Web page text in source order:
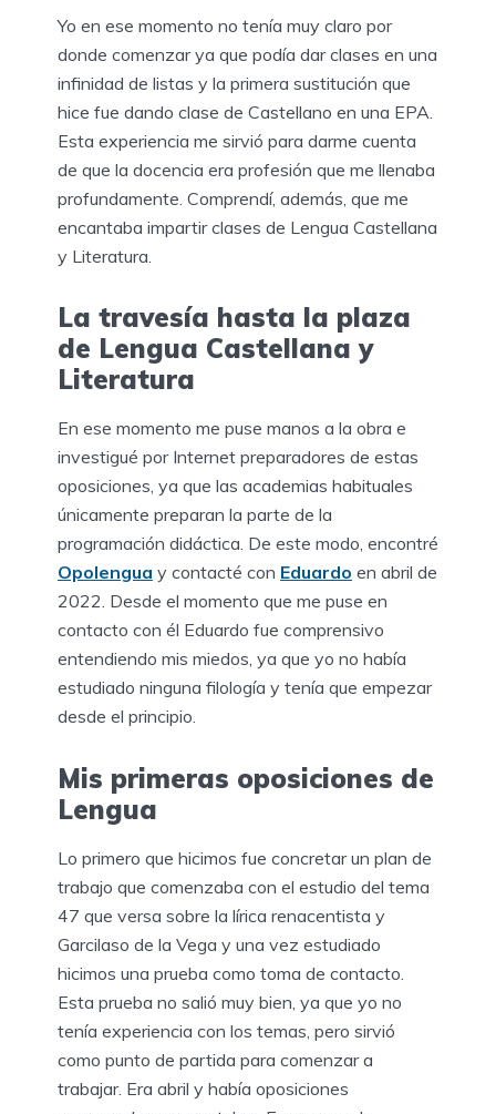
Yo en ese momento no tenía muy claro por
donde comenzar ya que podía dar clases en una
infinidad de listas y la primera sustitución que
hice fue dando clase de Castellano en una EPA.
Esta experiencia me sirvió para darme cuenta
de que la docencia era profesión que me llenaba
profundamente. Comprendí, además, que me
encantaba impartir clases de Lengua Castellana
y Literatura.
La travesía hasta la plaza
de Lengua Castellana y
Literatura
En ese momento me puse manos a la obra e
investigué por Internet preparadores de estas
oposiciones, ya que las academias habituales
únicamente preparan la parte de la
programación didáctica. De este modo, encontré
Opolengua y contacté con Eduardo en abril de
2022. Desde el momento que me puse en
contacto con él Eduardo fue comprensivo
entendiendo mis miedos, ya que yo no había
estudiado ninguna filología y tenía que empezar
desde el principio.
Mis primeras oposiciones de
Lengua
Lo primero que hicimos fue concretar un plan de
trabajo que comenzaba con el estudio del tema
47 que versa sobre la lírica renacentista y
Garcilaso de la Vega y una vez estudiado
hicimos una prueba como toma de contacto.
Esta prueba no salió muy bien, ya que yo no
tenía experiencia con los temas, pero sirvió
como punto de partida para comenzar a
trabajar. Era abril y había oposiciones